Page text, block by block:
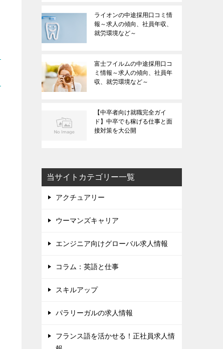
ライオンの中途採用口コミ情
報～求人の傾向、社員年収、
就労環境など～
富士フイルムの中途採用口コ
ミ情報～求人の傾向、社員年
収、就労環境など～
【中卒者向け就職完全ガイ
ド】中卒でも稼げる仕事と面
接対策を大公開
当サイトカテゴリー一覧
アクチュアリー
ウーマンズキャリア
エンジニア向けグローバル求人情報
コラム：英語と仕事
スキルアップ
パラリーガルの求人情報
フランス語を活かせる！正社員求人情